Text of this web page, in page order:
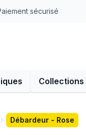
sécurisé
Collections
Débardeur - Rose